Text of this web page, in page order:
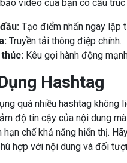
video của bạn có cấu trúc
Tạo điểm nhấn ngay lập
Truyền tải thông điệp chính.
Kêu gọi hành động
Hashtag
quá nhiều hashtag không
độ tin cậy của nội dung
hạn chế khả năng hiển thị.
hợp với nội dung và đối